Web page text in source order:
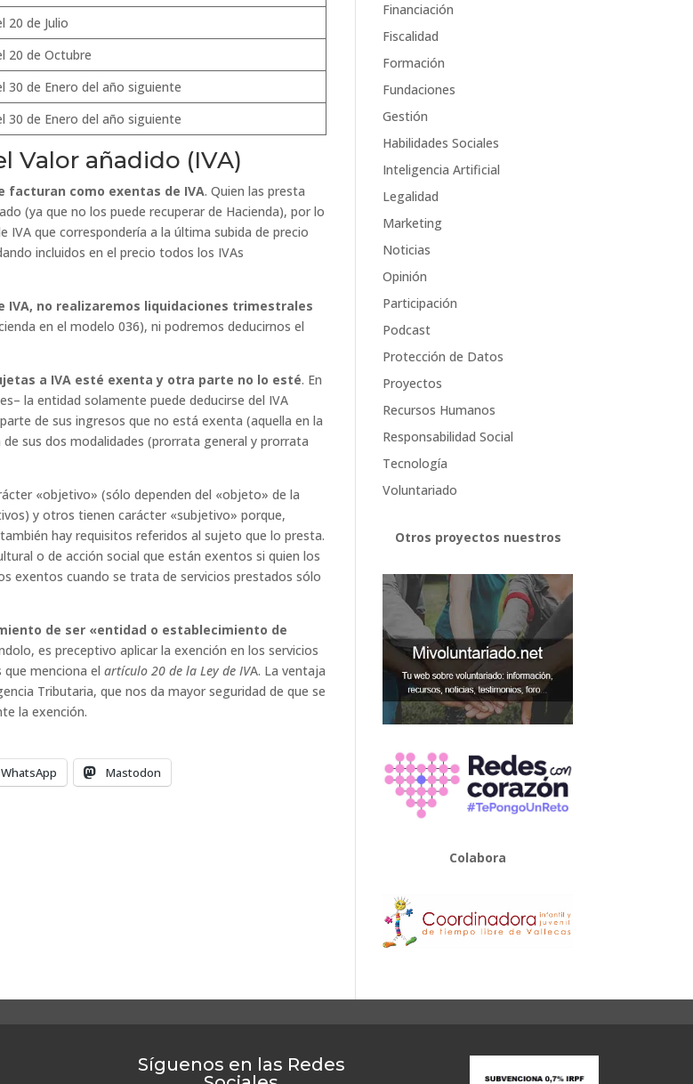
20 de Julio
20 de Octubre
30 de Enero del año siguiente
30 de Enero del año siguiente
Valor añadido (IVA)
facturan como exentas de IVA. Quien las presta
(ya que no los puede recuperar de Hacienda), por lo
que correspondería a la última subida de precio
incluidos en el precio todos los IVAs
no realizaremos liquidaciones trimestrales
en el modelo 036), ni podremos deducirnos el
a IVA esté exenta y otra parte no lo esté. En
la entidad solamente puede deducirse del IVA
de sus ingresos que no está exenta (aquella en la
de sus dos modalidades (prorrata general y prorrata
«objetivo» (sólo dependen del «objeto» de la
y otros tienen carácter «subjetivo» porque,
hay requisitos referidos al sujeto que lo presta.
o de acción social que están exentos si quien los
exentos cuando se trata de servicios prestados sólo
de ser «entidad o establecimiento de
es preceptivo aplicar la exención en los servicios
que menciona elartículo 20 de la Ley de IVA. La ventaja
Tributaria, que nos da mayor seguridad de que se
la exención.
WhatsApp Mastodon
Financiación
Fiscalidad
Formación
Fundaciones
Gestión
Habilidades Sociales
Inteligencia Artificial
Legalidad
Marketing
Noticias
Opinión
Participación
Podcast
Protección de Datos
Proyectos
Recursos Humanos
Responsabilidad Social
Tecnología
Voluntariado
Otros proyectos nuestros
Colabora
Síguenos en las Redes